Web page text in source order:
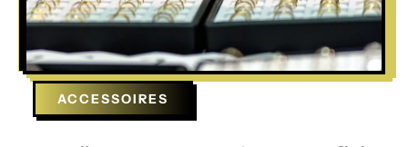
ACCESSOIRES